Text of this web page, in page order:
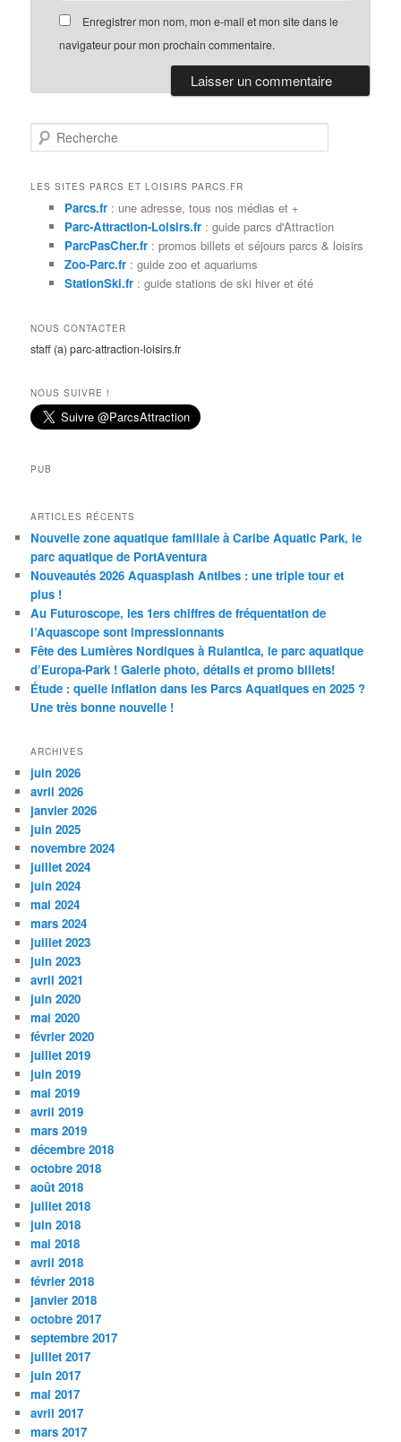
Enregistrer mon nom, mon e-mail et mon site dans le
navigateur pour mon prochain commentaire.
e
h
LES SITES PARCS ET LOISIRS PARCS.FR
Parcs.fr: une adresse, tous nos médias et +
Parc-Attraction-Loisirs.fr: guide parcs d'Attraction
ParcPasCher.fr: promos billets et séjours parcs & loisirs
Zoo-Parc.fr: guide zoo et aquariums
StationSki.fr: guide stations de ski hiver et été
NOUS CONTACTER
staff (a) parc-attraction-loisirs.fr
NOUS SUIVRE !
PUB
ARTICLES RÉCENTS
Nouvelle zone aquatique familiale à Caribe Aquatic Park, le
parc aquatique de PortAventura
Nouveautés 2026 Aquasplash Antibes : une triple tour et
plus !
Au Futuroscope, les 1ers chiffres de fréquentation de
l’Aquascope sont impressionnants
Fête des Lumières Nordiques à Rulantica, le parc aquatique
d’Europa-Park ! Galerie photo, détails et promo billets!
Étude : quelle inflation dans les Parcs Aquatiques en 2025 ?
Une très bonne nouvelle !
ARCHIVES
juin 2026
avril 2026
janvier 2026
juin 2025
novembre 2024
juillet 2024
juin 2024
mai 2024
mars 2024
juillet 2023
juin 2023
avril 2021
juin 2020
mai 2020
février 2020
juillet 2019
juin 2019
mai 2019
avril 2019
mars 2019
décembre 2018
octobre 2018
août 2018
juillet 2018
juin 2018
mai 2018
avril 2018
février 2018
janvier 2018
octobre 2017
septembre 2017
juillet 2017
juin 2017
mai 2017
avril 2017
mars 2017